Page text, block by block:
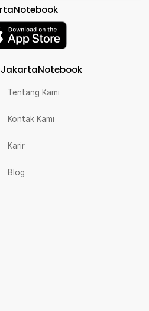
JakartaNotebook
Tentang Kami
Kontak Kami
Karir
Blog